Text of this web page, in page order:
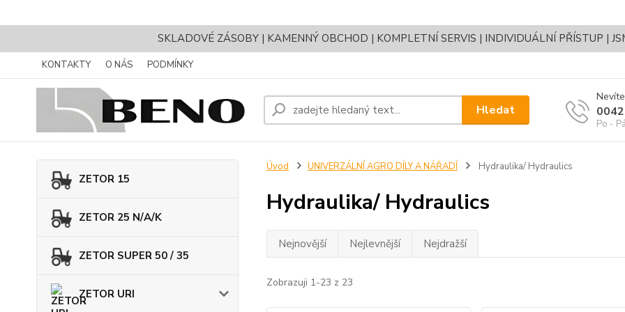
SKLADOVÉ ZÁSOBY | KAMENNÝ OBCHOD | KOMPLETNÍ SERVIS | INDIVIDUÁLNÍ PŘÍSTUP |
KONTAKTY O NÁS PODMÍNKY
Hledat
Po -
ZETOR 15
ZETOR 25 N/A/K
ZETOR SUPER 50 / 35
ZETOR URI
Úvod UNIVERZÁLNÍ AGRO DÍLY A NÁŘADÍ Hydraulika/ Hydraulics
Hydraulika/ Hydraulics
Nejnovější Nejlevnější Nejdražší
Zobrazuji 1-23 z 23